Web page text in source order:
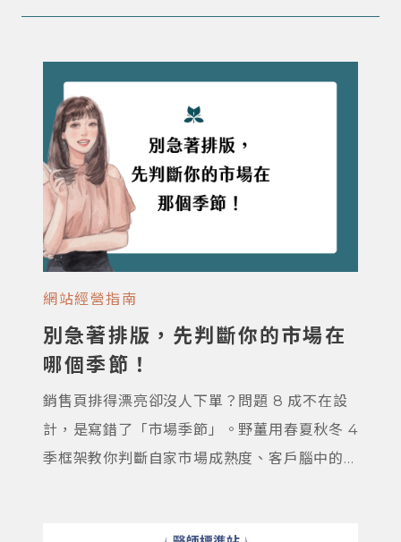
網站經營指南
別急著排版，先判斷你的市場在
哪個季節！
銷售頁排得漂亮卻沒人下單？問題 8 成不在設
計，是寫錯了「市場季節」。野薑用春夏秋冬 4
季框架教你判斷自家市場成熟度、客戶腦中的